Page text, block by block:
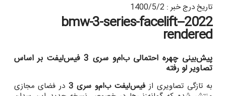
تاریخ درج خبر : 1400/5/2
2022-bmw-3-series-facelift-
rendered
پیش‌بینی چهره احتمالی ب‌ام‌و سری 3 فیس‌لیفت بر اساس
تصاویر لو رفته
به تازگی تصاویری ازفیس‌لیفت ب‌ام‌و سری 3
در فضای مجازی